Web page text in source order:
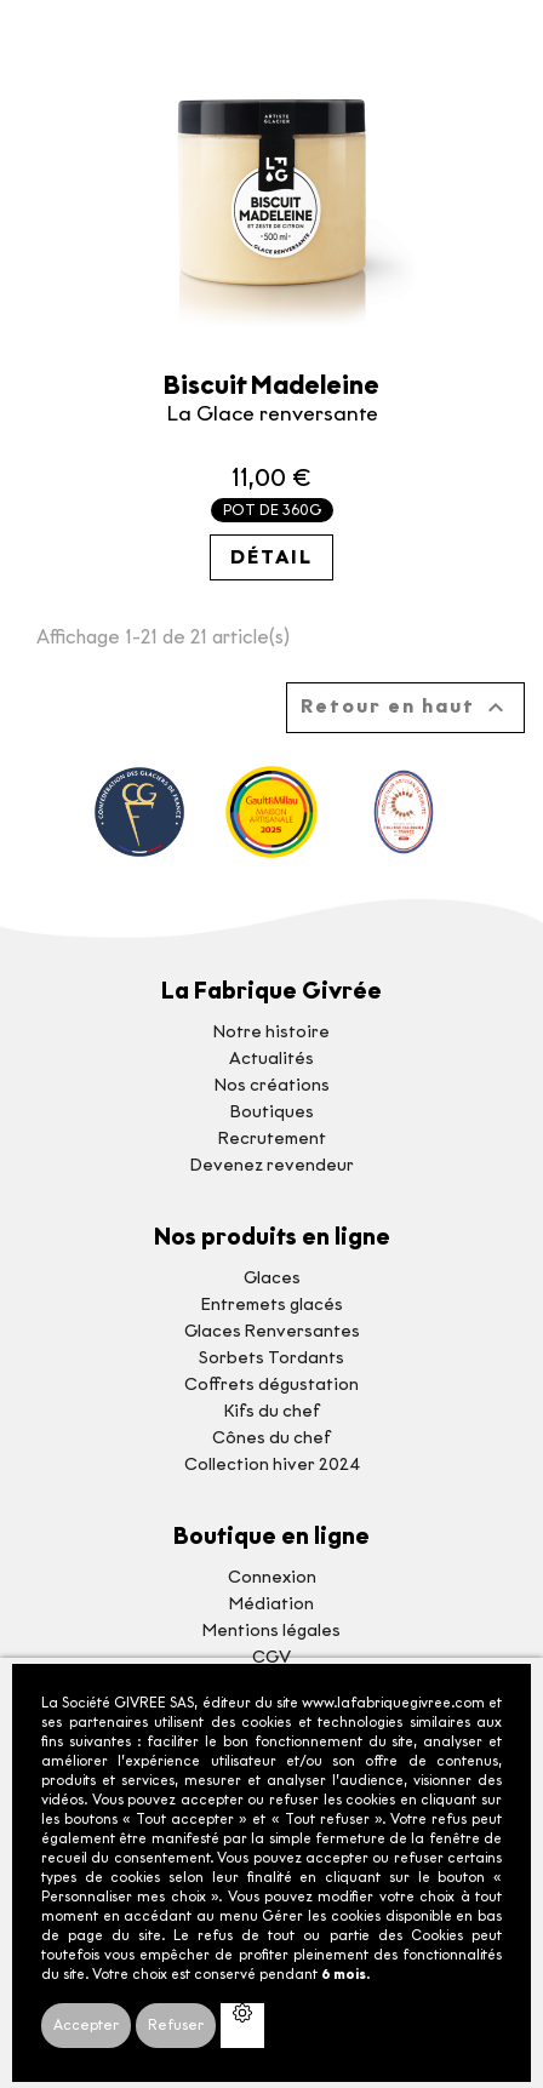
La Société GIVREE SAS, éditeur du site www.lafabriquegivree.com et
ses partenaires utilisent des cookies et technologies similaires aux
fins suivantes : faciliter le bon fonctionnement du site, analyser et
améliorer l’expérience utilisateur et/ou son offre de contenus,
produits et services, mesurer et analyser l’audience, visionner des
vidéos. Vous pouvez accepter ou refuser les cookies en cliquant sur
les boutons « Tout accepter » et « Tout refuser ». Votre refus peut
également être manifesté par la simple fermeture de la fenêtre de
recueil du consentement. Vous pouvez accepter ou refuser certains
types de cookies selon leur finalité en cliquant sur le bouton «
Personnaliser mes choix ». Vous pouvez modifier votre choix à tout
moment en accédant au menu Gérer les cookies disponible en bas
de page du site. Le refus de tout ou partie des Cookies peut
toutefois vous empêcher de profiter pleinement des fonctionnalités
du site. Votre choix est conservé pendant 6 mois.
Accepter Refuser
Biscuit Madeleine
La Glace renversante
11,00 €
POT DE 360G
30.56€ / KG
DÉTAIL
Affichage 1-21 de 21 article(s)
Retour en haut 
La Fabrique Givrée
Notre histoire
Actualités
Nos créations
Boutiques
Recrutement
Devenez revendeur
Nos produits en ligne
Glaces
Entremets glacés
Glaces Renversantes
Sorbets Tordants
Coffrets dégustation
Kifs du chef
Cônes du chef
Collection hiver 2024
Boutique en ligne
Connexion
Médiation
Mentions légales
CGV
Charte Cookies
Politique de protection
des données personnelles
Accessibilité : non conforme (audit en cours)
Nos services en ligne
Boutique / Bars à glaces
Livraison à domicile et Click & Collect
Moyens de paiement acceptés